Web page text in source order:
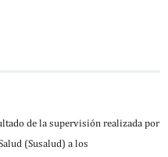
de la supervisión realizada por
(Susalud) a los